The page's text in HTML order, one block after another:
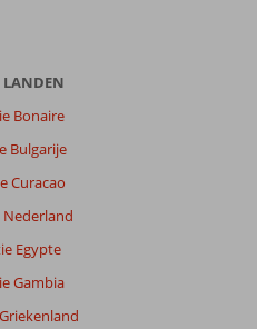
LANDEN
Bonaire
Bulgarije
Curacao
Egypte
Gambia